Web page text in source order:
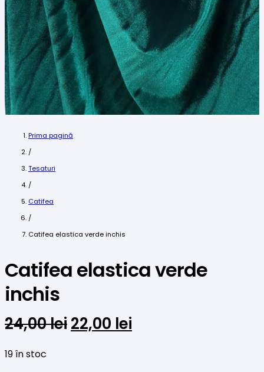
Prima pagină
/
Tesaturi
/
Catifea
/
Catifea elastica verde inchis
Catifea elastica verde
inchis
24,00leiPrețul
22,00 lei
19 în stoc